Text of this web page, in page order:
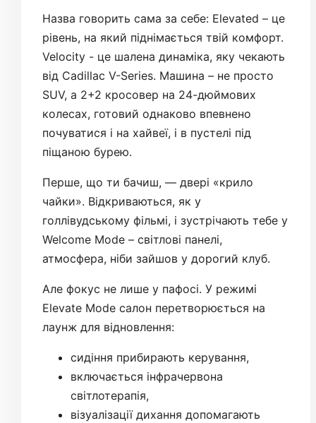
Назва говорить сама за себе: Elevated – це
рівень, на який піднімається твій комфорт.
Velocity - це шалена динаміка, яку чекають
від Cadillac V-Series. Машина – не просто
SUV, а 2+2 кросовер на 24-дюймових
колесах, готовий однаково впевнено
почуватися і на хайвеї, і в пустелі під
піщаною бурею.
Перше, що ти бачиш, — двері «крило
чайки». Відкриваються, як у
голлівудському фільмі, і зустрічають тебе у
Welcome Mode – світлові панелі,
атмосфера, ніби зайшов у дорогий клуб.
Але фокус не лише у пафосі. У режимі
Elevate Mode салон перетворюється на
лаунж для відновлення:
сидіння прибирають керування,
включається інфрачервона
світлотерапія,
візуалізації дихання допомагають